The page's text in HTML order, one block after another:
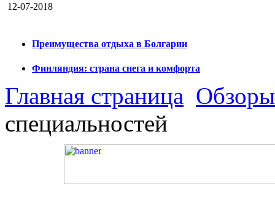
12-07-2018
Преимущества отдыха в Болгарии
Финляндия: страна снега и комфорта
Главная страница Обзоры
специальностей